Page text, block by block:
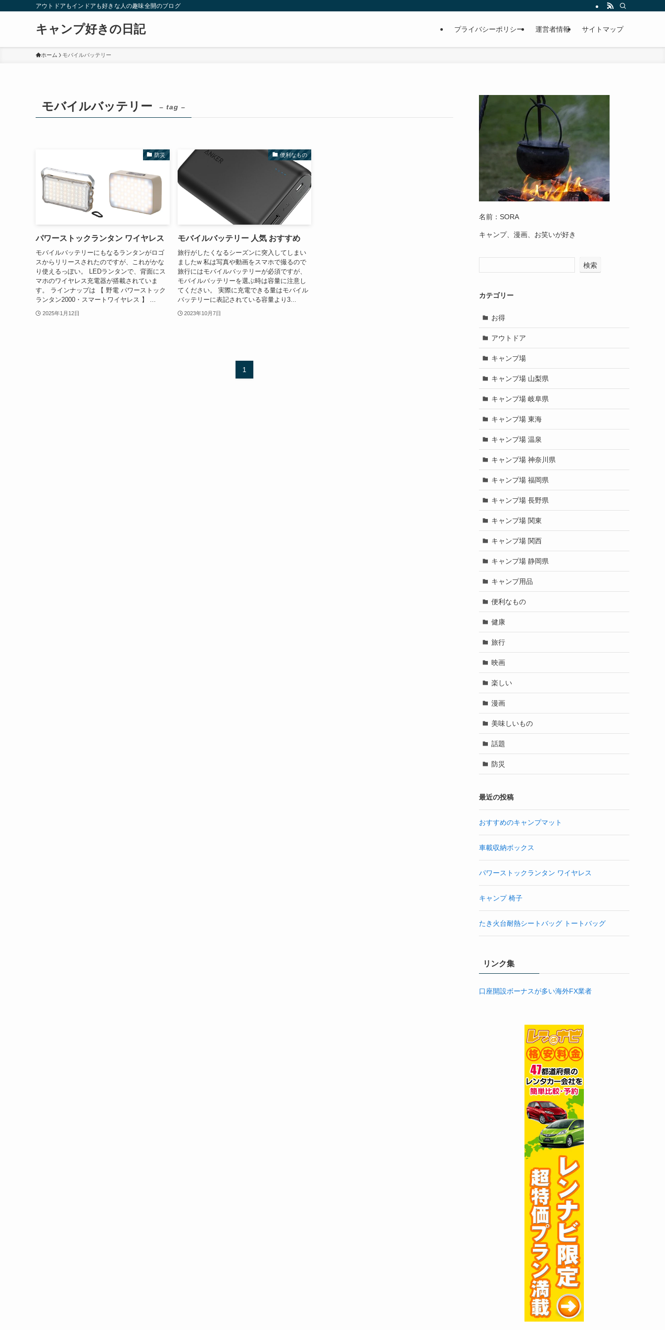
アウトドアもインドアも好きな人の趣味全開のブログ
キャンプ好きの日記 プライバシーポリシー 運営者情報 サイトマップ
ホーム モバイルバッテリー
モバイルバッテリー – tag –
防災
パワーストックランタン ワイヤレス
モバイルバッテリーにもなるランタンがロゴ
スからリリースされたのですが、これがかな
り使えるっぽい。 LEDランタンで、背面にス
マホのワイヤレス充電器が搭載されていま
す。 ラインナップは 【 野電 パワーストック
ランタン2000・スマートワイヤレス 】 ...
2025年1月12日
便利なもの
モバイルバッテリー 人気 おすすめ
旅行がしたくなるシーズンに突入してしまい
ましたw 私は写真や動画をスマホで撮るので
旅行にはモバイルバッテリーが必須ですが、
モバイルバッテリーを選ぶ時は容量に注意し
てください。 実際に充電できる量はモバイル
バッテリーに表記されている容量より3...
2023年10月7日
1
名前：SORA
キャンプ、漫画、お笑いが好き
検索
カテゴリー
お得
アウトドア
キャンプ場
キャンプ場 山梨県
キャンプ場 岐阜県
キャンプ場 東海
キャンプ場 温泉
キャンプ場 神奈川県
キャンプ場 福岡県
キャンプ場 長野県
キャンプ場 関東
キャンプ場 関西
キャンプ場 静岡県
キャンプ用品
便利なもの
健康
旅行
映画
楽しい
漫画
美味しいもの
話題
防災
最近の投稿
おすすめのキャンプマット
車載収納ボックス
パワーストックランタン ワイヤレス
キャンプ 椅子
たき火台耐熱シートバッグ トートバッグ
リンク集
口座開設ボーナスが多い海外FX業者